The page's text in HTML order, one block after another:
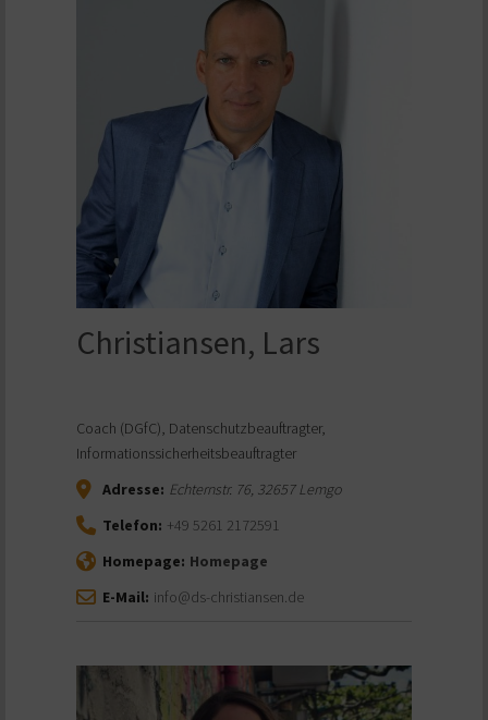
Christiansen, Lars
Coach (DGfC), Datenschutzbeauftragter,
Informationssicherheitsbeauftragter
Adresse: Echternstr. 76, 32657Lemgo
Telefon: +49 5261 2172591
Homepage: Homepage
E-Mail: info@ds-christiansen.de